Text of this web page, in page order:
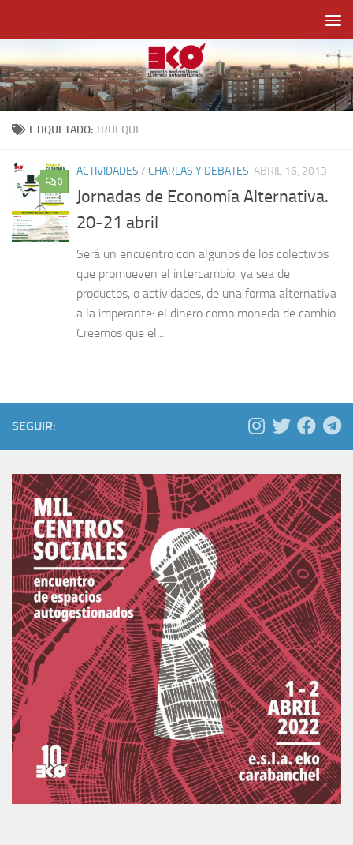
ETIQUETADO:TRUEQUE
0
ACTIVIDADES / CHARLAS Y DEBATES ABRIL 16, 2013
Jornadas de Economía Alternativa.
20-21 abril
Será un encuentro con algunos de los colectivos
que promueven el intercambio, ya sea de
productos, o actividades, de una forma alternativa
a la imperante: el dinero como moneda de cambio.
Creemos que el...
SEGUIR: